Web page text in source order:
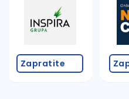
Zapratite